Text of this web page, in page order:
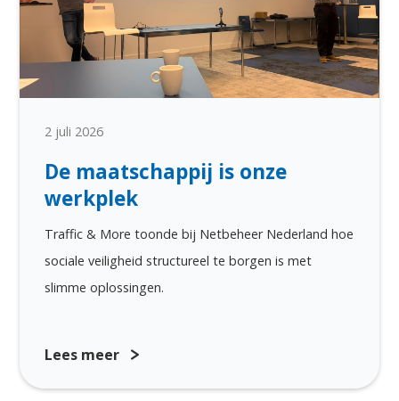
2 juli 2026
De maatschappij is onze
werkplek
Traffic & More toonde bij Netbeheer Nederland hoe
sociale veiligheid structureel te borgen is met
slimme oplossingen.
Lees meer